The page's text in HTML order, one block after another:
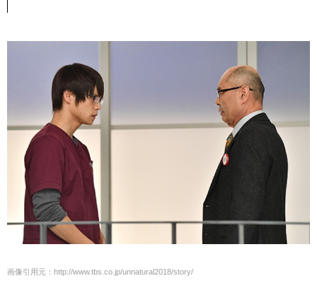
画像引用元：http://www.tbs.co.jp/unnatural2018/story/